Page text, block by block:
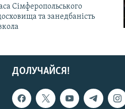
Сімферопольського
та занедбаність
ДОЛУЧАЙСЯ!